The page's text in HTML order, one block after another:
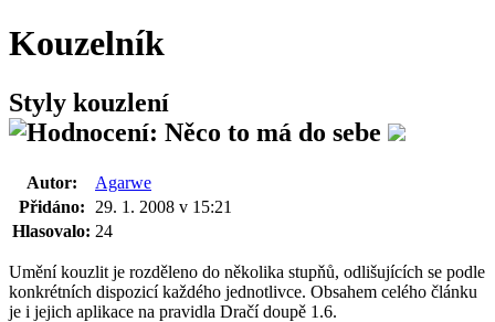
Kouzelník
Styly kouzlení
Autor:
Agarwe
Přidáno:
29. 1. 2008 v 15:21
Hlasovalo: 24
Umění kouzlit je rozděleno do několika stupňů, odlišujících se podle
konkrétních dispozicí každého jednotlivce. Obsahem celého článku
je i jejich aplikace na pravidla Dračí doupě 1.6.